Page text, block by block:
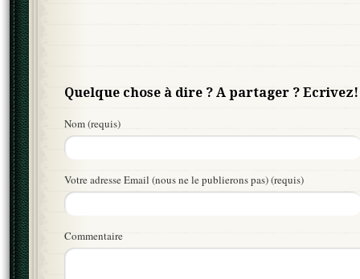
Quelque chose à dire ? A partager ? Ecrivez!
Nom (requis)
Votre adresse Email (nous ne le publierons pas) (requis)
Commentaire